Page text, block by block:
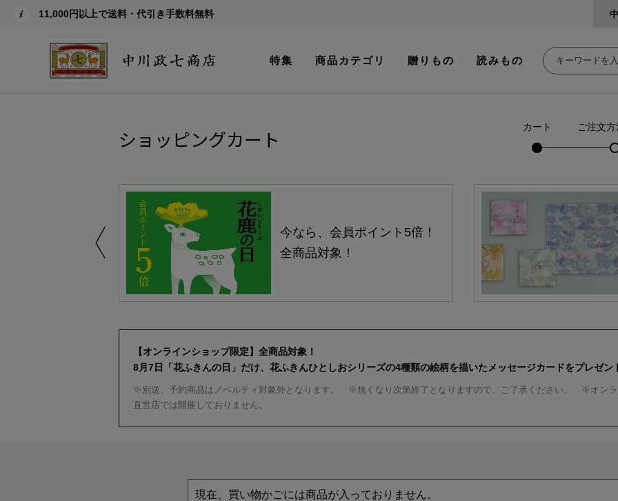
11,000円以上で送料・代引き手数料無料
特集 商品カテゴリ 贈りもの 読みもの
ショッピングカート カート ご注文
今なら、会員ポイント5倍！
全商品対象！
【オンラインショップ限定】全商品対象！
8月7日「花ふきんの日」だけ、花ふきんひとしおシリーズの4種類の絵柄を描いたメッセージカードをプレゼン
※別送、予約商品はノベルティ対象外となります。 ※無くなり次第終了となりますので、ご了承ください。 ※オンラ
直営店では開催しておりません。
現在、買い物かごには商品が入っておりません。